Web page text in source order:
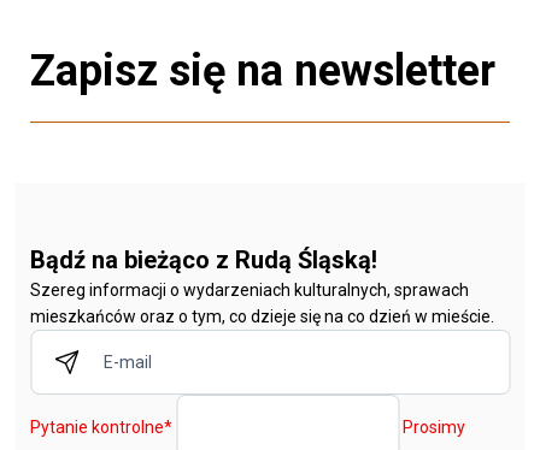
Zapisz się na newsletter
Bądź na bieżąco z Rudą Śląską!
Szereg informacji o wydarzeniach kulturalnych, sprawach
mieszkańców oraz o tym, co dzieje się na co dzień w mieście.
Pytanie kontrolne* Prosimy